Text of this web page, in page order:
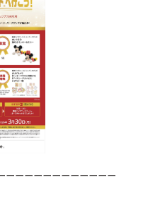
ーーーーーーーーーーーー